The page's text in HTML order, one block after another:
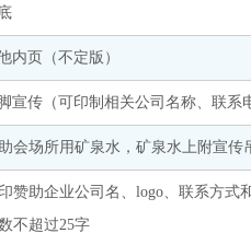
内页（不定版）
宣传（可印制相关公司名称、联系
会场所用矿泉水，矿泉水上附宣传
赞助企业公司名、logo、联系方式
不超过25字